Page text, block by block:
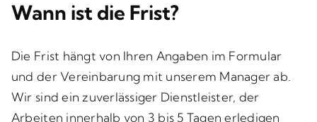
Wann ist die Frist?
Die Frist hängt von Ihren Angaben im Formular
und der Vereinbarung mit unserem Manager ab.
Wir sind ein zuverlässiger Dienstleister, der
Arbeiten innerhalb von 3 bis 5 Tagen erledigen